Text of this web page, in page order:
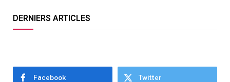
DERNIERS ARTICLES
Facebook Twitter